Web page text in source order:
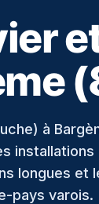
à
installations
longues et
pays varois.